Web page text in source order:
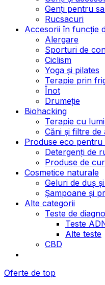
Genți pentru
Rucsacuri
Accesorii în funcție
Alergare
Sporturi de
Ciclism
Yoga și pilates
Terapie prin
Înot
Drumeție
Biohacking
Terapie cu
Căni și filtre de
Produse eco pentru
Detergenți de
Produse de
Cosmetice naturale
Geluri de duș
Șampoane și
Alte categorii
Teste de
Teste
Alte teste
CBD
Oferte de top